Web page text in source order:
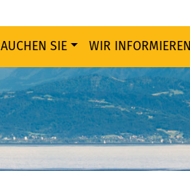
SIE WIR INFORMIEREN